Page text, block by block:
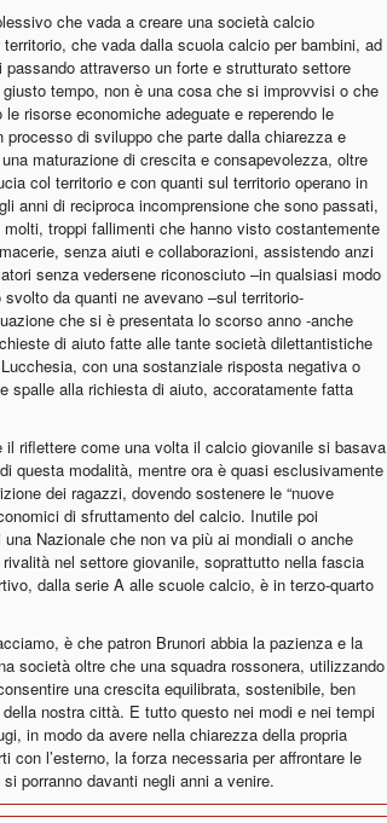
che vada a creare una società calcio
che vada dalla scuola calcio per bambini, ad
attraverso un forte e strutturato settore
tempo, non è una cosa che si improvvisi o che
risorse economiche adeguate e reperendo le
di sviluppo che parte dalla chiarezza e
maturazione di crescita e consapevolezza, oltre
col territorio e con quanti sul territorio operano in
anni di reciproca incomprensione che sono passati,
troppi fallimenti che hanno visto costantemente
senza aiuti e collaborazioni, assistendo anzi
senza vedersene riconosciuto –in qualsiasi modo
da quanti ne avevano –sul territorio-
che si è presentata lo scorso anno -anche
di aiuto fatte alle tante società dilettantistiche
con una sostanziale risposta negativa o
spalle alla richiesta di aiuto, accoratamente fatta
il riflettere come una volta il calcio giovanile si basava
questa modalità, mentre ora è quasi esclusivamente
dei ragazzi, dovendo sostenere le “nuove
di sfruttamento del calcio. Inutile poi
Nazionale che non va più ai mondiali o anche
nel settore giovanile, soprattutto nella fascia
dalla serie A alle scuole calcio, è in terzo-quarto
è che patron Brunori abbia la pazienza e la
società oltre che una squadra rossonera, utilizzando
una crescita equilibrata, sostenibile, ben
nostra città. E tutto questo nei modi e nei tempi
in modo da avere nella chiarezza della propria
con l’esterno, la forza necessaria per affrontare le
porranno davanti negli anni a venire.